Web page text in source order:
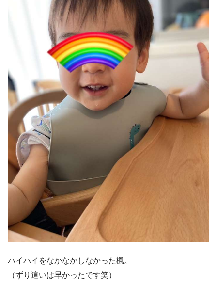
ハイハイをなかなかしなかった楓。
（ずり這いは早かったです笑）